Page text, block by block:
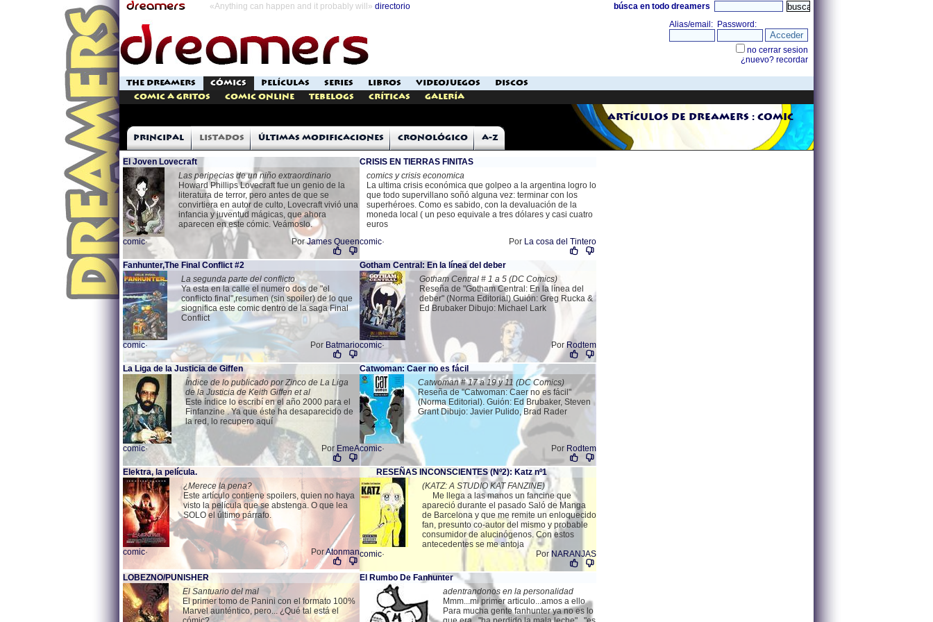
«Anything can happen and it probably will» directorio búsca en todo dreamers
THE DREAMERS CÓMICS PELÍCULAS SERIES LIBROS VIDEOJUEGOS
DISCOS
Comic a Gritos
Comic Online Tebelogs Críticas Galería
Artículos de Dreamers : comic
Principal Listados Últimas modificaciones Cronológico A-Z
El Joven Lovecraft
Las peripecias de un niño extraordinario
Howard Phillips Lovecraft fue un genio de la
literatura de terror, pero antes de que se
convirtiera en autor de culto, Lovecraft vivió una
infancia y juventud mágicas, que ahora
aparecen en este cómic. Veámoslo.
comic· PorJames Queen
CRISIS EN TIERRAS FINITAS
comics y crisis economica
La ultima crisis económica que golpeo a la argentina logro lo
que todo supervillano soñó alguna vez: terminar con los
superhéroes. Como es sabido, con la devaluación de la
moneda local ( un peso equivale a tres dólares y casi cuatro
euros
comic· Por La cosa del Tintero
Fanhunter,The Final Conflict #2
La segunda parte del conflicto
Ya esta en la calle el numero dos de "el
conflicto final",resumen (sin spoiler) de lo que
siognifica este comic dentro de la saga Final
Conflict
comic· Por Batmario
Gotham Central: En la línea del deber
Gotham Central # 1 a 5 (DC Comics)
Reseña de "Gotham Central: En la línea del
deber" (Norma Editorial) Guión: Greg Rucka &
Ed Brubaker Dibujo: Michael Lark
comic· PorRodtem
La Liga de la Justicia de Giffen
Índice de lo publicado por Zinco de La Liga
de la Justicia de Keith Giffen et al
Este índice lo escribí en el año 2000 para el
Finfanzine . Ya que éste ha desaparecido de
la red, lo recupero aquí
comic· Por EmeA
Catwoman: Caer no es fácil
Catwoman # 17 a 19 y 11 (DC Comics)
Reseña de "Catwoman: Caer no es fácil"
(Norma Editorial). Guión: Ed Brubaker, Steven
Grant Dibujo: Javier Pulido, Brad Rader
comic· Por Rodtem
Elektra, la película.
¿Merece la pena?
Este artículo contiene spoilers, quien no haya
visto la película que se abstenga. O que lea
SOLO el último párrafo.
comic· PorAtonman
RESEÑAS INCONSCIENTES (Nº2): Katz nº1
(KATZ: A STUDIO KAT FANZINE)
Me llega a las manos un fancine que
apareció durante el pasado Saló de Manga
de Barcelona y que me remite un enloquecido
fan, presunto co-autor del mismo y probable
consumidor de alucinógenos. Con estos
antecedentes se me antoja
comic· Por NARANJAS
LOBEZNO/PUNISHER
El Santuario del mal
El primer tomo de Panini con el formato 100%
Marvel aunténtico, pero... ¿Qué tal está el
El Rumbo De Fanhunter
adentrandonos en la personalidad
Mmm...mi primer articulo...amos a ello
Para mucha gente fanhunter ya no es lo